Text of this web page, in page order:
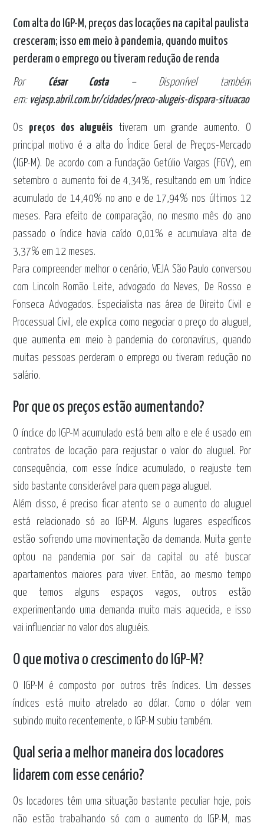
Com alta do IGP-M, preços das locações na capital paulista
cresceram; isso em meio à pandemia, quando muitos
perderam o emprego ou tiveram redução de renda
Por César Costa– Disponível também
em: vejasp.abril.com.br/cidades/preco-alugeis-dispara-situacao
Os preços dos aluguéis tiveram um grande aumento. O
principal motivo é a alta do Índice Geral de Preços-Mercado
(IGP-M). De acordo com a Fundação Getúlio Vargas (FGV), em
setembro o aumento foi de 4,34%, resultando em um índice
acumulado de 14,40% no ano e de 17,94% nos últimos 12
meses. Para efeito de comparação, no mesmo mês do ano
passado o índice havia caído 0,01% e acumulava alta de
3,37% em 12 meses.
Para compreender melhor o cenário, VEJA São Paulo conversou
com Lincoln Romão Leite, advogado do Neves, De Rosso e
Fonseca Advogados. Especialista nas área de Direito Civil e
Processual Civil, ele explica como negociar o preço do aluguel,
que aumenta em meio à pandemia do coronavírus, quando
muitas pessoas perderam o emprego ou tiveram redução no
salário.
Por que os preços estão aumentando?
O índice do IGP-M acumulado está bem alto e ele é usado em
contratos de locação para reajustar o valor do aluguel. Por
consequência, com esse índice acumulado, o reajuste tem
sido bastante considerável para quem paga aluguel.
Além disso, é preciso ficar atento se o aumento do aluguel
está relacionado só ao IGP-M. Alguns lugares específicos
estão sofrendo uma movimentação da demanda. Muita gente
optou na pandemia por sair da capital ou até buscar
apartamentos maiores para viver. Então, ao mesmo tempo
que temos alguns espaços vagos, outros estão
experimentando uma demanda muito mais aquecida, e isso
vai influenciar no valor dos aluguéis.
O que motiva o crescimento do IGP-M?
O IGP-M é composto por outros três índices. Um desses
índices está muito atrelado ao dólar. Como o dólar vem
subindo muito recentemente, o IGP-M subiu também.
Qual seria a melhor maneira dos locadores
lidarem com esse cenário?
Os locadores têm uma situação bastante peculiar hoje, pois
não estão trabalhando só com o aumento do IGP-M, mas